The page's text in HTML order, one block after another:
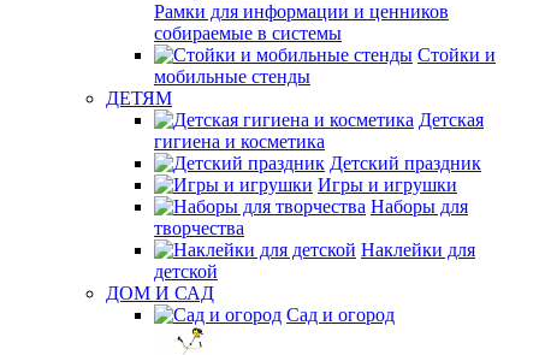
Рамки для информации и ценников
собираемые в системы
Стойки и
мобильные стенды
ДЕТЯМ
Детская
гигиена и косметика
Детский праздник
Игры и игрушки
Наборы для
творчества
Наклейки для
детской
ДОМ И САД
Сад и огород